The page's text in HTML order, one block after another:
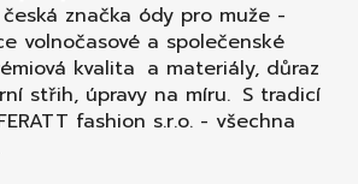
značka ódy pro muže -
volnočasové a společenské
kvalita a materiály, důraz
střih, úpravy na míru. S tradicí
fashion s.r.o. - všechna